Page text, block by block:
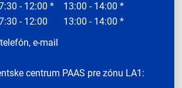
- 12:00 *
13:00 - 14:00 *
- 12:00
13:00 - 14:00 *
e-mail
centrum PAAS pre zónu LA1: